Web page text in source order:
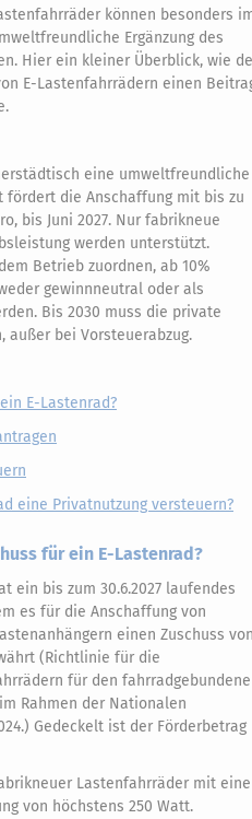
können besonders
Ergänzung des
Hier ein kleiner Überblick, wie
E-Lastenfahrrädern einen
eine umweltfreundliche
fördert die Anschaffung mit bis zu
bis Juni 2027. Nur fabrikneue
werden unterstützt.
Betrieb zuordnen, ab 10%
gewinnneutral oder als
Bis 2030 muss die private
außer bei Vorsteuerabzug.
E-Lastenrad?
eine Privatnutzung versteuern?
für ein E-Lastenrad?
ein bis zum 30.6.2027 laufendes
es für die Anschaffung von
einen Zuschuss
(Richtlinie für die
für den
Rahmen der Nationalen
Gedeckelt ist der Förderbetrag
Lastenfahrräder mit
von höchstens 250 Watt.